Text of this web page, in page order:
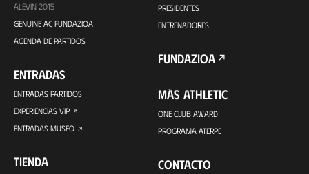
ALEVÍN 2015
GENUINE AC FUNDAZIOA
AGENDA DE PARTIDOS
ENTRADAS
ENTRADAS PARTIDOS
EXPERIENCIAS VIP
ENTRADAS MUSEO
TIENDA
PRESIDENTES
ENTRENADORES
FUNDAZIOA
MÁS ATHLETIC
ONE CLUB AWARD
PROGRAMA ATERPE
CONTACTO